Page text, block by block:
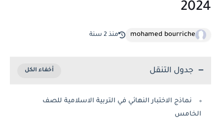
2024
mohamed bourriche منذ 2 سنة
جدول التنقل
نماذج الاختبار النهائي في التربية الاسلامية للصف
الخامس